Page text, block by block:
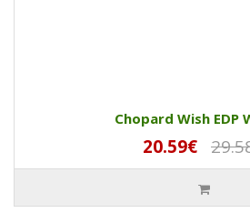
Chopard Wish EDP
20.59€